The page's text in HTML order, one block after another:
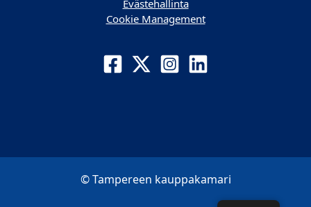
Evästehallinta
Cookie Management
© Tampereen kauppakamari